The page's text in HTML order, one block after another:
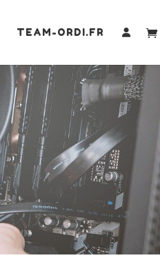
TEAM-ORDI.FR